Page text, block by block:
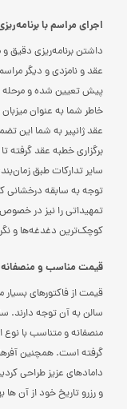
اجرای مراسم با
داشتن برنامه‌ریزی دقیق
عقد و نامزدی و دیگر
پیش تعیین شده و
خاطر شما به عنوان
عقد ژانپیر به شما این
برگزاری خطبه عقد گرفته
سایر تدارکات طبق
توجه به سابقه درخشانی
تمهیداتی را نیز در
کوچک‌ترین دغدغه‌ها و
قیمت مناسب و منصفانه
قیمت از فاکتورهای
سالن به آن توجه دارند.
منصفانه‌ و متناسب با نوع
گرفته است. همچنین
دامادهای عزیز طراحی
و رزرو تاریخ خود از آن ها